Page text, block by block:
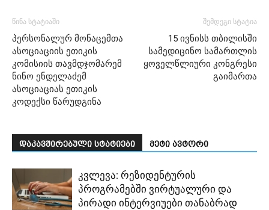
წინა სტატიაში
პერსონალურ მონაცემთა
ასოციაციის ეთიკის
კომისიის თავმდჯომარემ
ნინო ენდელაძემ
ასოციაციას ეთიკის
კოდექსი წარუდგინა
შემდეგი სტატია
15 ივნისს თბილისში
სამედიცინო სამართლის
ყოველწლიური კონგრესი
გაიმართა
დაკავშირებული სტატიები მეტი ავტორი
კვლევა: რეზიდენტურის
პროგრამებში ვირტუალური და
პირადი ინტერვიუები თანაბრად